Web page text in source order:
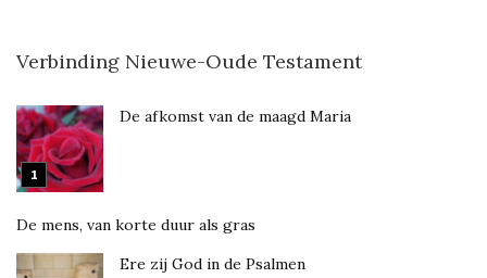
Verbinding Nieuwe-Oude Testament
De afkomst van de maagd Maria
De mens, van korte duur als gras
Ere zij God in de Psalmen